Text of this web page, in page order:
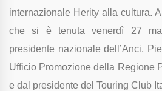
internazionale Herity alla cultura.
che si è tenuta venerdì 27
presidente nazionale dell’Anci,
Ufficio Promozione della Regione
e dal presidente del Touring Club